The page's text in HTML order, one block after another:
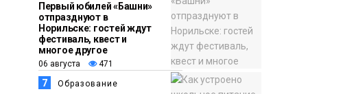
Первый юбилей «Башни»
отпразднуют в
Норильске: гостей ждут
фестиваль, квест и
многое другое
06 августа 471
7 Образование